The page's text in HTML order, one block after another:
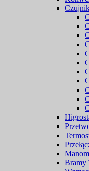
Bramy